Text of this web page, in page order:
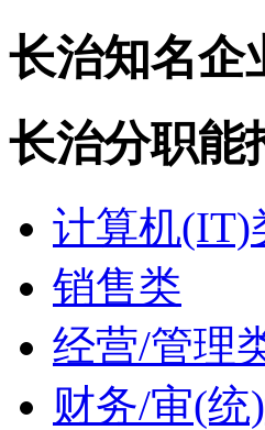
长治知名企
长治分职能
计算机(IT)
销售类
经营/管理
财务/审(统